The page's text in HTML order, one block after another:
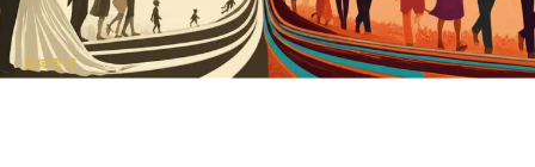
跨域思辨